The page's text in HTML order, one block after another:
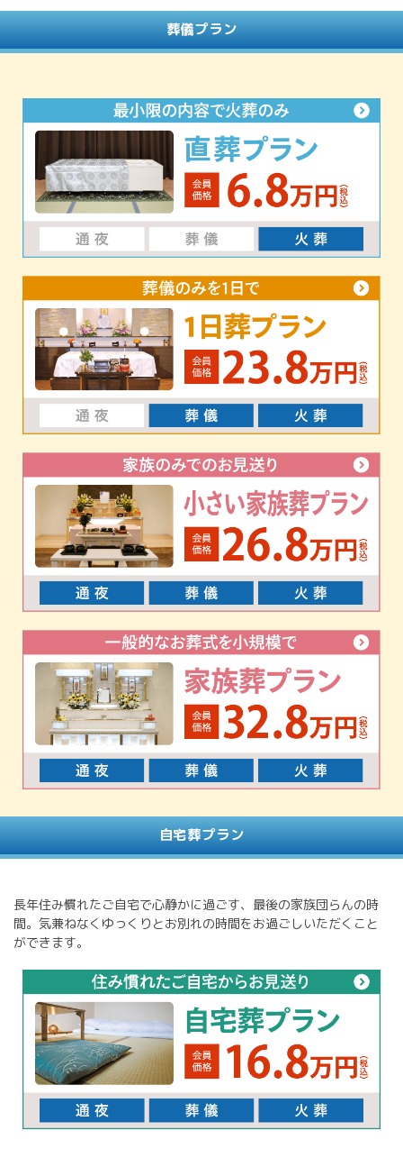
葬儀プラン
自宅葬プラン
長年住み慣れたご自宅で心静かに過ごす、最後の家族団らんの時
間。気兼ねなくゆっくりとお別れの時間をお過ごしいただくこと
ができます。